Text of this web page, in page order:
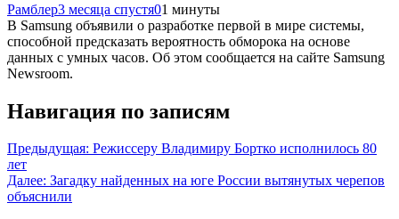
Рамблер3 месяца спустя01 минуты
В Samsung объявили о разработке первой в мире системы,
способной предсказать вероятность обморока на основе
данных с умных часов. Об этом сообщается на сайте Samsung
Newsroom.
Навигация по записям
Предыдущая: Режиссеру Владимиру Бортко исполнилось 80
лет
Далее: Загадку найденных на юге России вытянутых черепов
объяснили